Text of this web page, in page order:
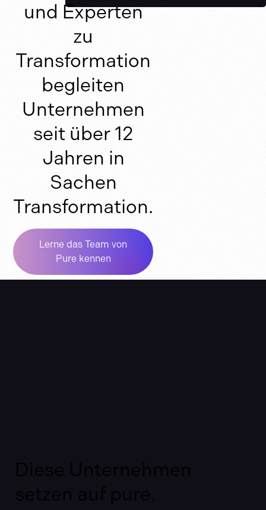
und Experten
zu
Transformation
begleiten
Unternehmen
seit über 12
Jahren in
Sachen
Transformation.
Lerne das Team von
Pure kennen